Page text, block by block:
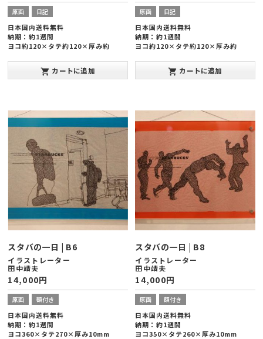
原画 日記
日本国内送料無料
納期：約1週間
ヨコ約120×タテ約120×厚み約
shopping_cart カートに追加
原画 日記
日本国内送料無料
納期：約1週間
ヨコ約120×タテ約120×厚み約
shopping_cart カートに追加
スタバの一日 | B6
イラストレーター
田中靖夫
14,000円
原画 額付き
日本国内送料無料
納期：約1週間
ヨコ360×タテ270×厚み10mm
スタバの一日 | B8
イラストレーター
田中靖夫
14,000円
原画 額付き
日本国内送料無料
納期：約1週間
ヨコ350×タテ260×厚み10mm